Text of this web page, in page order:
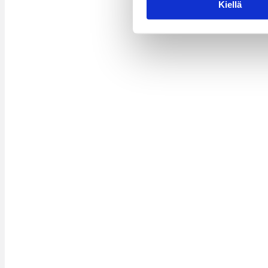
Kiellä